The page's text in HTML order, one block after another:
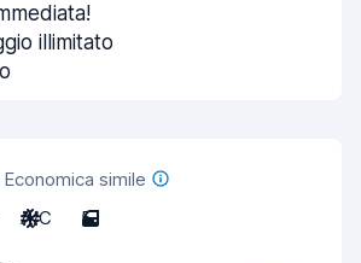
illimitato
simile
A/C 5